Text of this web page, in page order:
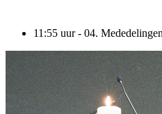
11:55 uur - 04.